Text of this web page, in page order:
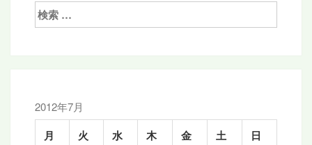
検
索:
2012年7月
月 火 水 木 金 土 日